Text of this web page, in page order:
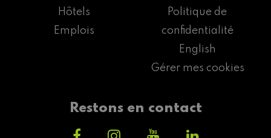
Hôtels
Emplois
Politique de
confidentialité
English
Gérer mes cookies
Restons en contact